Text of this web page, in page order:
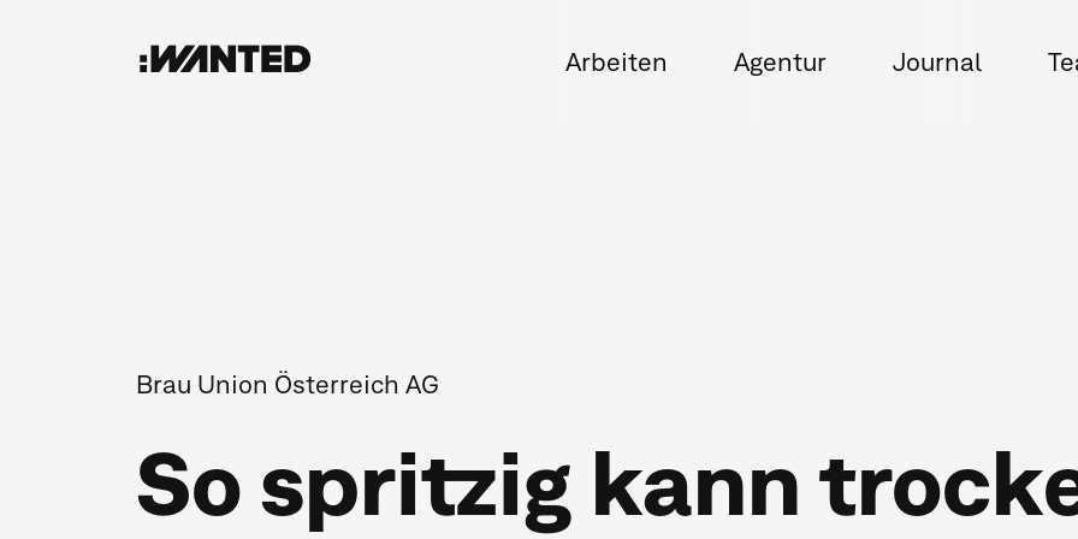
:WANTED Arbeiten Agentur Journal
Brau Union Österreich AG
So spritzig kann